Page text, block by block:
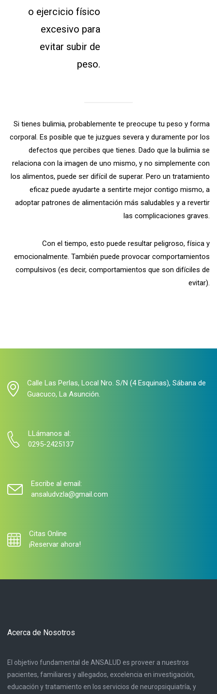
o ejercicio físico
excesivo para
evitar subir de
peso.
Si tienes bulimia, probablemente te preocupe tu peso y forma
corporal. Es posible que te juzgues severa y duramente por los
defectos que percibes que tienes. Dado que la bulimia se
relaciona con la imagen de uno mismo, y no simplemente con
los alimentos, puede ser difícil de superar. Pero un tratamiento
eficaz puede ayudarte a sentirte mejor contigo mismo, a
adoptar patrones de alimentación más saludables y a revertir
las complicaciones graves.
Con el tiempo, esto puede resultar peligroso, física y
emocionalmente. También puede provocar comportamientos
compulsivos (es decir, comportamientos que son difíciles de
evitar).
Calle Las Perlas, Local Nro. S/N (4 Esquinas), Sábana de
Guacuco, La Asunción.
LLámanos al:
0295-2425137
Escribe al email:
ansaludvzla@gmail.com
Citas Online
¡Reservar ahora!
Acerca de Nosotros
El objetivo fundamental de ANSALUD es proveer a nuestros
pacientes, familiares y allegados, excelencia en investigación,
educación y tratamiento en los servicios de neuropsiquiatría, y